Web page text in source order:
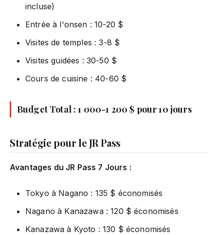
incluse)
Entrée à l'onsen : 10-20 $
Visites de temples : 3-8 $
Visites guidées : 30-50 $
Cours de cuisine : 40-60 $
Budget Total : 1 000-1 200 $ pour 10 jours
Stratégie pour le JR Pass
Avantages du JR Pass 7 Jours :
Tokyo à Nagano : 135 $ économisés
Nagano à Kanazawa : 120 $ économisés
Kanazawa à Kyoto : 130 $ économisés